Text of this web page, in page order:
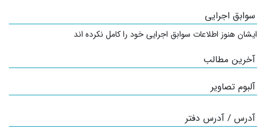
سوابق اجرایی
ایشان هنوز اطلاعات سوابق اجرایی خود را کامل نکرده اند
آخرین مطالب
آلبوم تصاویر
آدرس / آدرس دفتر